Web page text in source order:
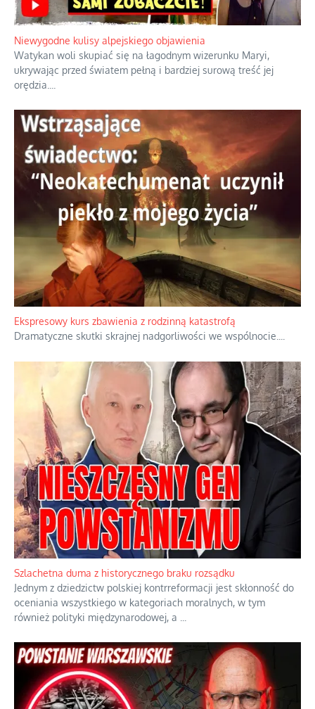
Duchowa apteczka bez teologicznych podróbek
Instrukcja obsługi łaski z ominięciem duchowych skrótów.
Niewygodne kulisy alpejskiego objawienia
Watykan woli skupiać się na łagodnym wizerunku Maryi,
ukrywając przed światem pełną i bardziej surową treść jej
orędzia....
Ekspresowy kurs zbawienia z rodzinną katastrofą
Dramatyczne skutki skrajnej nadgorliwości we wspólnocie.